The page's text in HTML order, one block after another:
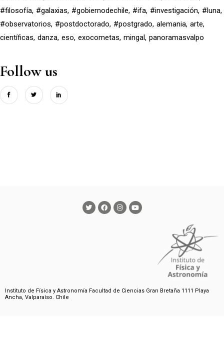
#filosofía #galaxias #gobiernodechile #ifa #investigación #luna
#observatorios #postdoctorado #postgrado alemania arte
científicas danza eso exocometas mingal panoramasvalpo
Follow us
Instituto de Física y Astronomía Facultad de Ciencias Gran Bretaña 1111 Playa
Ancha, Valparaíso. Chile